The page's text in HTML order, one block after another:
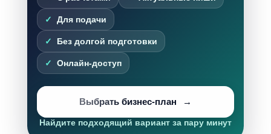
Для подачи
Без долгой подготовки
Онлайн-доступ
Выбрать бизнес-план
Найдите подходящий вариант за пару минут